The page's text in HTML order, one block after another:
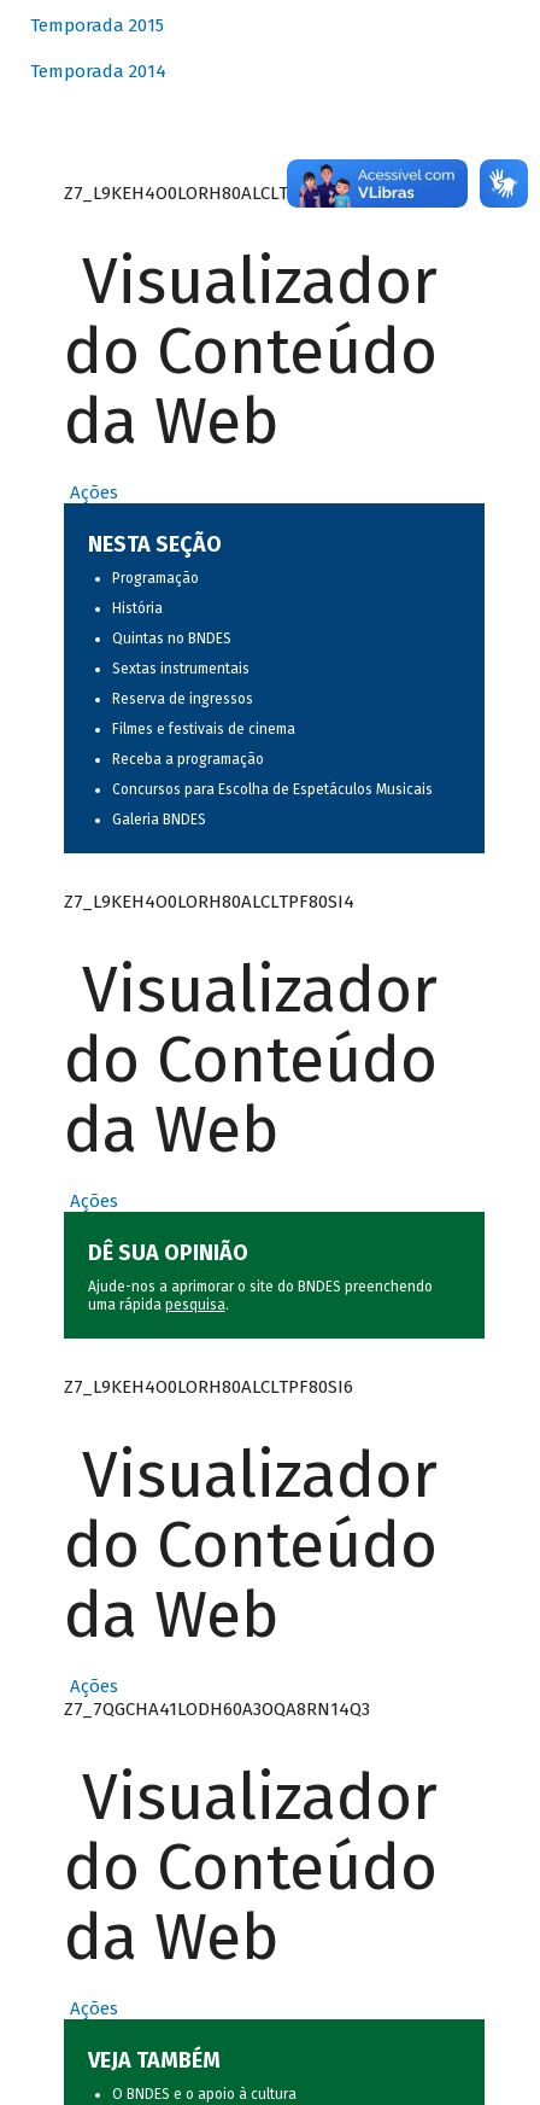
Temporada 2015
Temporada 2014
Z7_L9KEH4O0LORH80ALCLTPF80S27
Visualizador
do Conteúdo
da Web
Ações
NESTA SEÇÃO
Programação
História
Quintas no BNDES
Sextas instrumentais
Reserva de ingressos
Filmes e festivais de cinema
Receba a programação
Concursos para Escolha de Espetáculos Musicais
Galeria BNDES
Z7_L9KEH4O0LORH80ALCLTPF80SI4
Visualizador
do Conteúdo
da Web
Ações
DÊ SUA OPINIÃO
Ajude-nos a aprimorar o site do BNDES preenchendo
uma rápida pesquisa.
Z7_L9KEH4O0LORH80ALCLTPF80SI6
Visualizador
do Conteúdo
da Web
Ações
Z7_7QGCHA41LODH60A3OQA8RN14Q3
Visualizador
do Conteúdo
da Web
Ações
VEJA TAMBÉM
O BNDES e o apoio à cultura